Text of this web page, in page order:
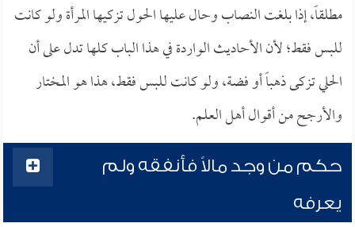
مطلقاً، إذا بلغت النصاب وحال عليها الحول تزكيها المرأة ولو كانت
للبس فقط؛ لأن الأحاديث الواردة في هذا الباب كلها تدل على أن
الحلي تزكى ذهباً أو فضة، ولو كانت للبس فقط، هذا هو المختار
والأرجح من أقوال أهل العلم.
حكم من وجد مالاً فأنفقه ولم
يعرفه